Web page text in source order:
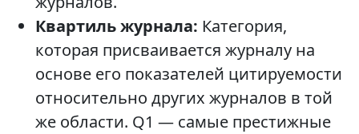
Квартиль журнала: Категория,
которая присваивается журналу на
основе его показателей цитируемости
относительно других журналов в той
же области. Q1 — самые престижные